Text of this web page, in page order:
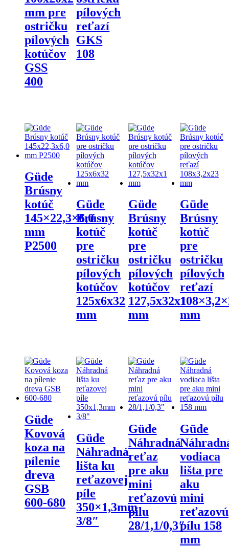
mm pre
ostričku
pílových
kotúčov
GSS
400
pílových
reťazí
GKS
108
Güde
Brúsny
kotúč
145×22,3×6,0
mm
P2500
Güde
Brúsny
kotúč
pre
ostričku
pílových
kotúčov
125x6x32
mm
Güde
Brúsny
kotúč
pre
ostričku
pílových
kotúčov
127,5x32x1
mm
Güde
Brúsny
kotúč
pre
ostričku
pílových
reťazí
mm
Güde
Kovová
koza na
pílenie
dreva
GSB
600-680
Güde
Náhradná
lišta ku
reťazovej
píle
350×1,3mm
3/8″
Güde
Náhradná
reťaz
pre aku
mini
reťazovú
pílu
28/1,1/0,3″
Güde
vodiaca
lišta pre
aku
mini
reťazovú
pílu 158
mm